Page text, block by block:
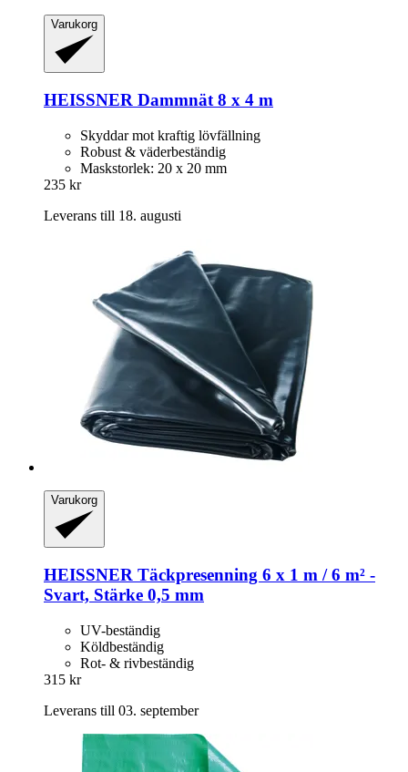
Varukorg
HEISSNER Dammnät 8 x 4 m
Skyddar mot kraftig lövfällning
Robust & väderbeständig
Maskstorlek: 20 x 20 mm
235 kr
Leverans till 18. augusti
Varukorg
HEISSNER Täckpresenning 6 x 1 m / 6 m² -​
Svart, Stärke 0,5 mm
UV-beständig
Köldbeständig
Rot- & rivbeständig
315 kr
Leverans till 03. september